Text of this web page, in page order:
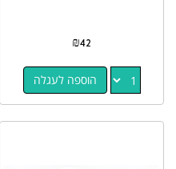
₪42
הוספה לעגלה